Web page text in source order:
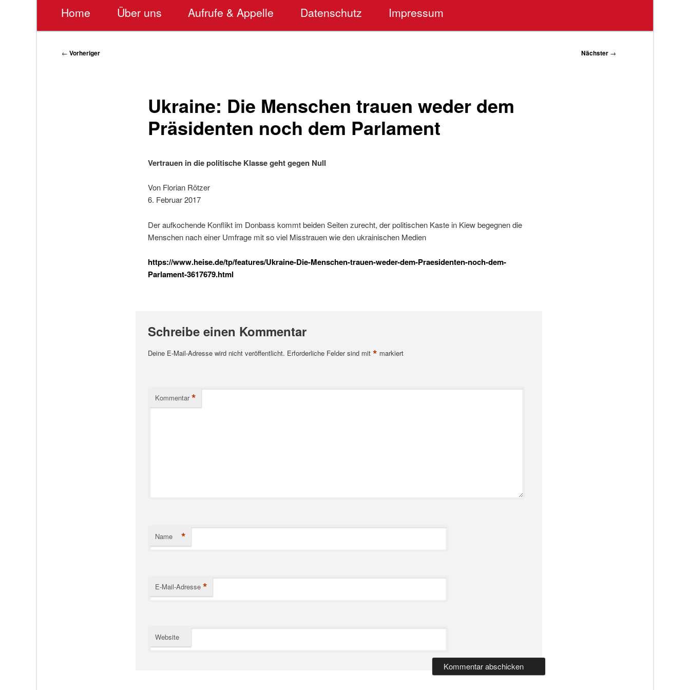
Home Über uns Aufrufe & Appelle Datenschutz Impressum
Beitragsnavigation
← Vorheriger Nächster →
Ukraine: Die Menschen trauen weder dem
Präsidenten noch dem Parlament
Vertrauen in die politische Klasse geht gegen Null
Von Florian Rötzer
6. Februar 2017
Der aufkochende Konflikt im Donbass kommt beiden Seiten zurecht, der politischen Kaste in Kiew begegnen die
Menschen nach einer Umfrage mit so viel Misstrauen wie den ukrainischen Medien
https://www.heise.de/tp/features/Ukraine-Die-Menschen-trauen-weder-dem-Praesidenten-noch-dem-
Parlament-3617679.html
Schreibe einen Kommentar
Deine E-Mail-Adresse wird nicht veröffentlicht. Erforderliche Felder sind mit * markiert
Kommentar *
Name *
E-Mail-Adresse *
Website